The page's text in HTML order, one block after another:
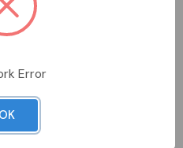
DA ORDINARE
prolunga 12,5x125 kpl
Accedi per vedere i prezzi
Error
OK